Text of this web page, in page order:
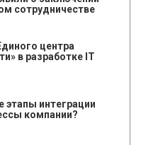
сотрудничестве
центра
в разработке IT
этапы интеграции
компании?